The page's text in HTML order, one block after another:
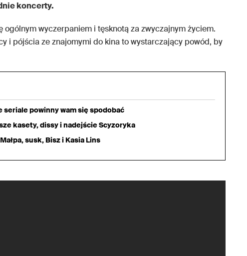
koncerty.
ogólnym wyczerpaniem i tęsknotą za zwyczajnym życiem.
i pójścia ze znajomymi do kina to wystarczający powód, by
seriale powinny wam się spodobać
kasety, dissy i nadejście Scyzoryka
susk, Bisz i Kasia Lins